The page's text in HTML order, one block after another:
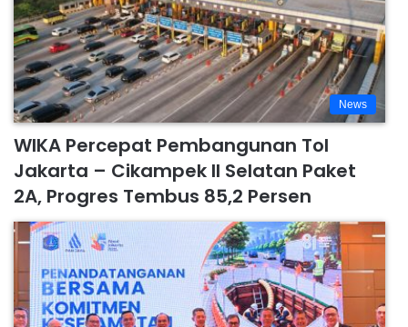
News
WIKA Percepat Pembangunan Tol
Jakarta – Cikampek II Selatan Paket
2A, Progres Tembus 85,2 Persen